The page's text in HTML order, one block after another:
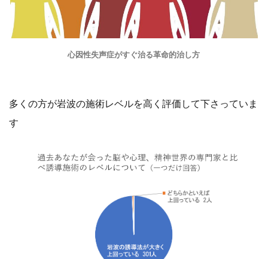
心因性失声症がすぐ治る革命的治し方
多くの方が岩波の施術レベルを高く評価して下さっていま
す